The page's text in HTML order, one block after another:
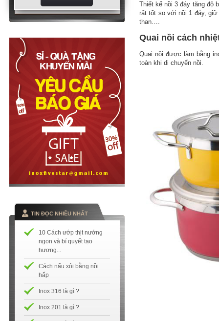
TIN ĐỌC NHIỀU NHẤT
10 Cách ướp thịt nướng
ngon và bí quyết tạo
hương...
Cách nấu xôi bằng nồi
hấp
Inox 316 là gì ?
Inox 201 là gì ?
Thiết kế nồi 3 đáy tăng độ
rất tốt so với nồi 1 đáy, giữ
than….
Quai nồi cách
Quai nồi được làm bằng
toàn khi di chuyển nồi.